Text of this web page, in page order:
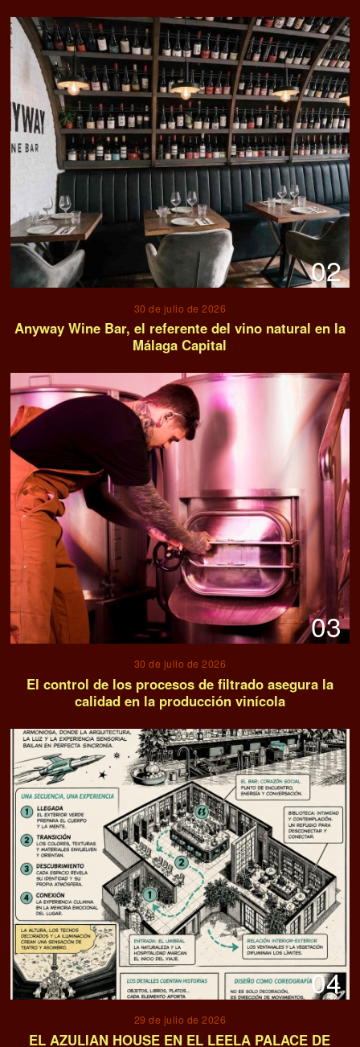
02
30 de julio de 2026
Anyway Wine Bar, el referente del vino natural en la
Málaga Capital
03
30 de julio de 2026
El control de los procesos de filtrado asegura la
calidad en la producción vinícola
04
29 de julio de 2026
EL AZULIAN HOUSE EN EL LEELA PALACE DE